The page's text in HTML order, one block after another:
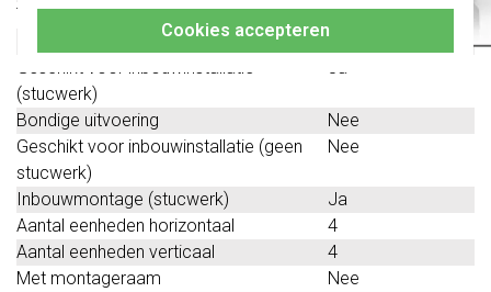
Cookies accepteren
Transparant
Nee
Geschikt voor wandgoot
Nee
(stucwerk)
Bondige uitvoering
Nee
Geschikt voor inbouwinstallatie (geen
stucwerk)
Nee
Inbouwmontage (stucwerk)
Ja
Aantal eenheden horizontaal
4
Aantal eenheden verticaal
4
Met montageraam
Nee